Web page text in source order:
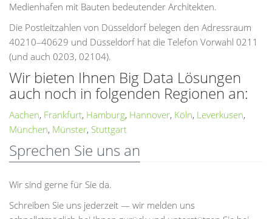
Medienhafen mit Bauten bedeutender Architekten.
Die Postleitzahlen von Düsseldorf belegen den Adressraum
40210–40629 und Düsseldorf hat die Telefon Vorwahl 0211
(und auch 0203, 02104).
Wir bieten Ihnen Big Data Lösungen
auch noch in folgenden Regionen an:
Aachen, Frankfurt, Hamburg, Hannover, Köln, Leverkusen,
München, Münster, Stuttgart
Sprechen Sie uns an
Wir sind gerne für Sie da.
Schreiben Sie uns jederzeit — wir melden uns